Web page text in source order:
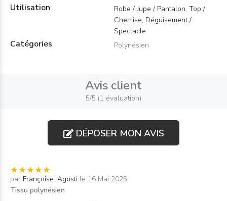
Utilisation
Robe / Jupe / Pantalon, Top /
Chemise, Déguisement /
Spectacle
Catégories Polynésien
Avis client
5/5 (1 évaluation)
DÉPOSER MON AVIS
par Françoise. Agosti le 16 Mai 2025
Tissu polynésien